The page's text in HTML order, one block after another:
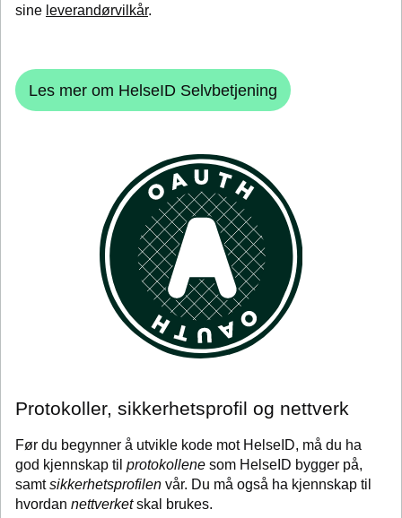
sine leverandørvilkår.
Les mer om HelseID Selvbetjening
Protokoller, sikkerhetsprofil og nettverk
Før du begynner å utvikle kode mot HelseID, må du ha
god kjennskap til protokollene som HelseID bygger på,
samtsikkerhetsprofilen vår. Du må også ha kjennskap til
hvordan nettverketskal brukes.